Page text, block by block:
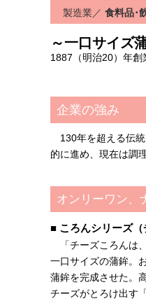
製造業／ 食料品･
～一口サイズ
1887（明治20）年創
企業の強み
130年を超える伝
的に進め、現在は調
オンリーワン、
■ ころんシリーズ（
「チーズころんは
一口サイズの蒲鉾。
蒲鉾を完成させた。
チーズがとろけ出す